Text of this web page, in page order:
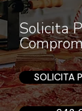
Solicita
SOLICITA